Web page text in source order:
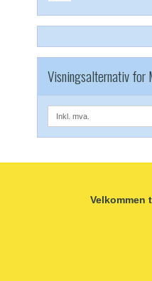
Visningsalternativ for
Velkommen